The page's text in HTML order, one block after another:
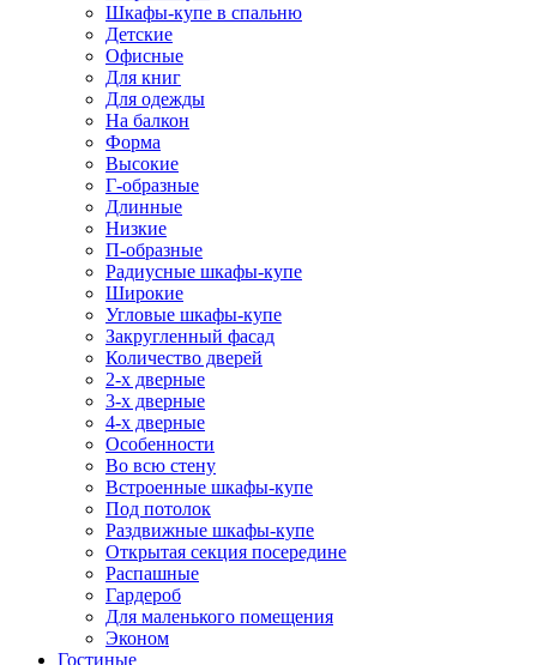
Шкафы-купе в спальню
Детские
Офисные
Для книг
Для одежды
На балкон
Форма
Высокие
Г-образные
Длинные
Низкие
П-образные
Радиусные шкафы-купе
Широкие
Угловые шкафы-купе
Закругленный фасад
Количество дверей
2-х дверные
3-х дверные
4-х дверные
Особенности
Во всю стену
Встроенные шкафы-купе
Под потолок
Раздвижные шкафы-купе
Открытая секция посередине
Распашные
Гардероб
Для маленького помещения
Эконом
Гостиные